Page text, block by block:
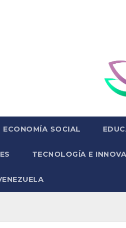
ECONOMÍA SOCIAL
TECNOLOGÍA E